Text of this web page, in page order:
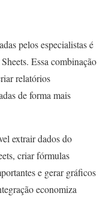
pelos especialistas é
Essa combinação
relatórios
de forma mais
extrair dados do
criar fórmulas
e gerar gráficos
economiza